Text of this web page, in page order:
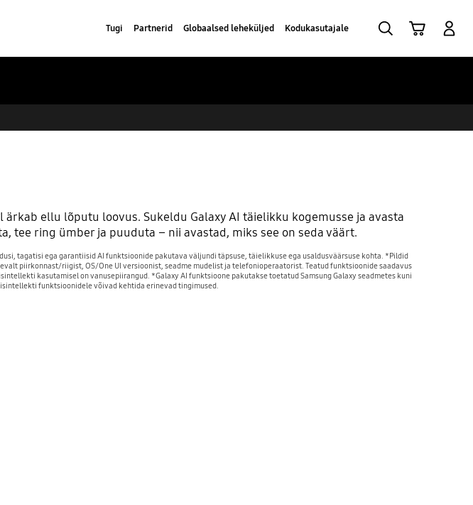
Tugi Partnerid Globaalsed leheküljed Kodukasutajale
ellu lõputu loovus. Sukeldu Galaxy AI täielikku kogemusse ja avasta
ring ümber ja puuduta – nii avastad, miks see on seda väärt.
tagatisi ega garantiisid AI funktsioonide pakutava väljundi täpsuse, täielikkuse ega usaldusväärsuse kohta. *Pildid
piirkonnast/riigist, OS/One UI versioonist, seadme mudelist ja telefonioperaatorist. Teatud funktsioonide saadavus
kasutamisel on vanusepiirangud. *Galaxy AI funktsioone pakutakse toetatud Samsung Galaxy seadmetes kuni
funktsioonidele võivad kehtida erinevad tingimused.